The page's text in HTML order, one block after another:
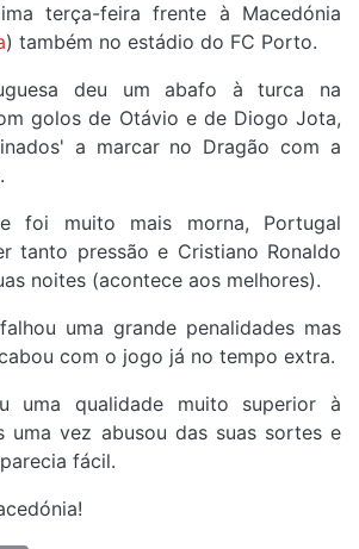
terça-feira frente à Macedónia
) também no estádio do FC Porto.
deu um abafo à turca na
golos de Otávio e de Diogo Jota,
a marcar no Dragão com a
foi muito mais morna, Portugal
tanto pressão e Cristiano Ronaldo
noites (acontece aos melhores).
uma grande penalidades mas
com o jogo já no tempo extra.
uma qualidade muito superior à
uma vez abusou das suas sortes e
fácil.